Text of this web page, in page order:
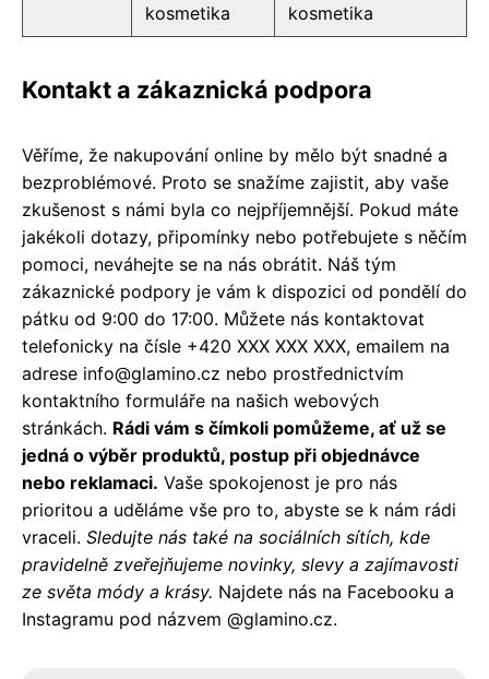
kosmetika kosmetika
Kontakt a zákaznická podpora
Věříme, že nakupování online by mělo být snadné a
bezproblémové. Proto se snažíme zajistit, aby vaše
zkušenost s námi byla co nejpříjemnější. Pokud máte
jakékoli dotazy, připomínky nebo potřebujete s něčím
pomoci, neváhejte se na nás obrátit. Náš tým
zákaznické podpory je vám k dispozici od pondělí do
pátku od 9:00 do 17:00. Můžete nás kontaktovat
telefonicky na čísle +420 XXX XXX XXX, emailem na
adrese info@glamino.cz nebo prostřednictvím
kontaktního formuláře na našich webových
stránkách. Rádi vám s čímkoli pomůžeme, ať už se
jedná o výběr produktů, postup při objednávce
nebo reklamaci. Vaše spokojenost je pro nás
prioritou a uděláme vše pro to, abyste se k nám rádi
vraceli. Sledujte nás také na sociálních sítích, kde
pravidelně zveřejňujeme novinky, slevy a zajímavosti
ze světa módy a krásy. Najdete nás na Facebooku a
Instagramu pod názvem @glamino.cz.